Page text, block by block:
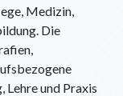
Medizin,
Die
Lehre und Praxis